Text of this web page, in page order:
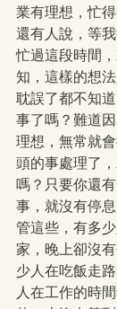
業有理想，忙
還有人說，等
忙過這段時間
知，這樣的想
耽誤了都不知
事了嗎？難道
理想，無常就
頭的事處理了
嗎？只要你還
事，就沒有停
管這些，有多
家，晚上卻沒
少人在吃飯走
人在工作的時